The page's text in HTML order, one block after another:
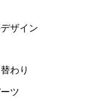
ザイン
わり
ツ